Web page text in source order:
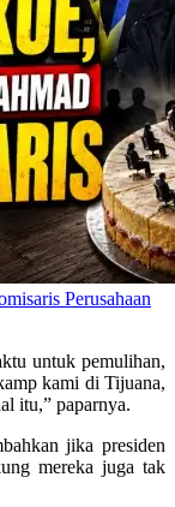
Perusahaan
untuk pemulihan,
kami di Tijuana,
itu,” paparnya.
jika presiden
mereka juga tak